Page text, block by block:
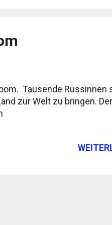
Tausende Russinnen
zur Welt zu bringen.